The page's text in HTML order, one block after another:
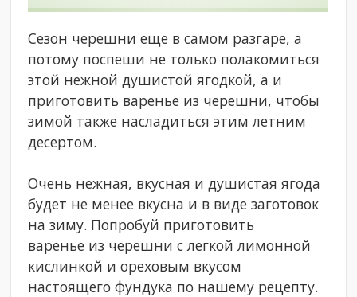
Сезон черешни еще в самом разгаре, а
потому поспеши не только полакомиться
этой нежной душистой ягодкой, а и
приготовить варенье из черешни, чтобы
зимой также насладиться этим летним
десертом.
Очень нежная, вкусная и душистая ягода
будет не менее вкусна и в виде заготовок
на зиму. Попробуй приготовить
варенье из черешни с легкой лимонной
кислинкой и ореховым вкусом
настоящего фундука по нашему рецепту.